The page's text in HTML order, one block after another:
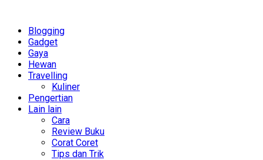
Blogging
Gadget
Gaya
Hewan
Travelling
Kuliner
Pengertian
Lain lain
Cara
Review Buku
Corat Coret
Tips dan Trik